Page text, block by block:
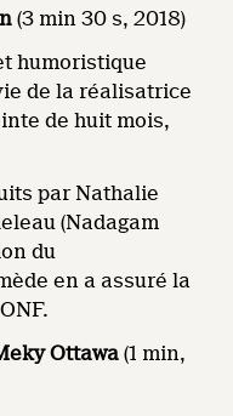
(3 min 30 s, 2018)
humoristique
de la réalisatrice
de huit mois,
par Nathalie
(Nadagam
du
en a assuré la
Ottawa(1 min,